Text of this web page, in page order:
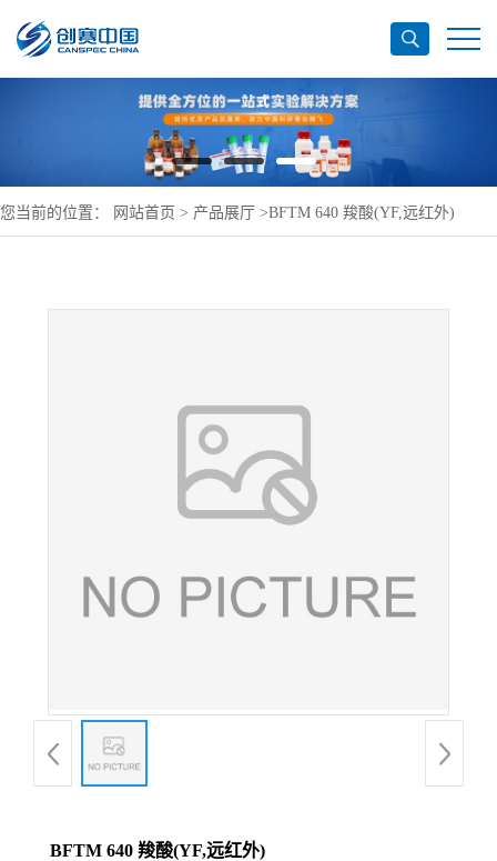
您当前的位置： 网站首页 > 产品展厅 >BFTM 640 羧酸(YF,远红外)
BFTM 640 羧酸(YF,远红外)